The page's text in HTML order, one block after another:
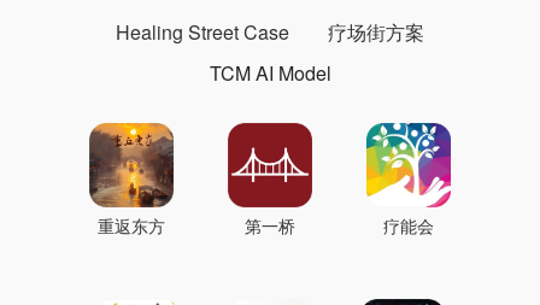
Healing Street Case
疗场街方案
TCM AI Model
重返东方 第一桥 疗能会